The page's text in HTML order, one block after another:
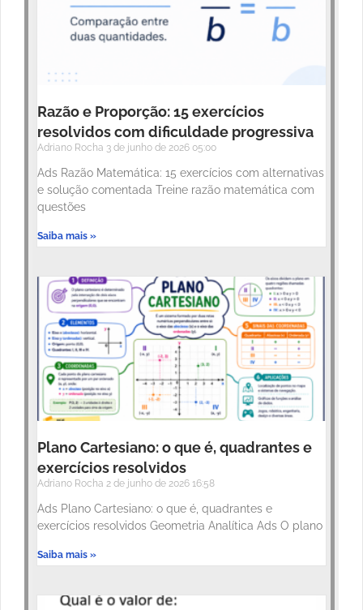
Razão e Proporção: 15 exercícios
resolvidos com dificuldade progressiva
Adriano Rocha 3 de junho de 2026 05:00
Ads Razão Matemática: 15 exercícios com alternativas
e solução comentada Treine razão matemática com
questões
Saiba mais »
Plano Cartesiano: o que é, quadrantes e
exercícios resolvidos
Adriano Rocha 2 de junho de 2026 16:58
Ads Plano Cartesiano: o que é, quadrantes e
exercícios resolvidos Geometria Analítica Ads O plano
Saiba mais »